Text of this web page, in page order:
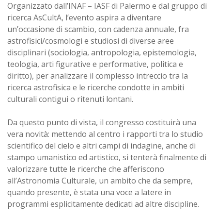
Organizzato dall’INAF – IASF di Palermo e dal gruppo di
ricerca AsCultA, l’evento aspira a diventare
un’occasione di scambio, con cadenza annuale, fra
astrofisici/cosmologi e studiosi di diverse aree
disciplinari (sociologia, antropologia, epistemologia,
teologia, arti figurative e performative, politica e
diritto), per analizzare il complesso intreccio tra la
ricerca astrofisica e le ricerche condotte in ambiti
culturali contigui o ritenuti lontani.
Da questo punto di vista, il congresso costituirà una
vera novità: mettendo al centro i rapporti tra lo studio
scientifico del cielo e altri campi di indagine, anche di
stampo umanistico ed artistico, si tenterà finalmente di
valorizzare tutte le ricerche che afferiscono
all’Astronomia Culturale, un ambito che da sempre,
quando presente, è stata una voce a latere in
programmi esplicitamente dedicati ad altre discipline.